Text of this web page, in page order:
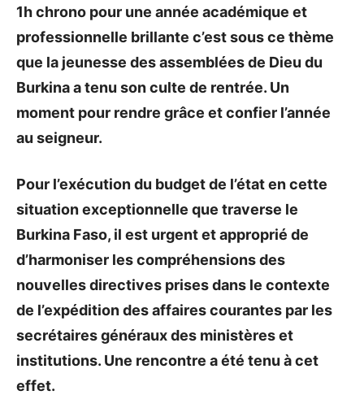
1h chrono pour une année académique et
professionnelle brillante c’est sous ce thème
que la jeunesse des assemblées de Dieu du
Burkina a tenu son culte de rentrée. Un
moment pour rendre grâce et confier l’année
au seigneur.
Pour l’exécution du budget de l’état en cette
situation exceptionnelle que traverse le
Burkina Faso, il est urgent et approprié de
d’harmoniser les compréhensions des
nouvelles directives prises dans le contexte
de l’expédition des affaires courantes par les
secrétaires généraux des ministères et
institutions. Une rencontre a été tenu à cet
effet.